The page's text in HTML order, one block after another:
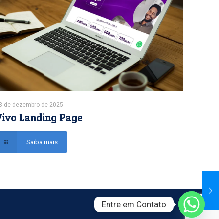
de dezembro de 2025
Landing Page
Saiba mais
Entre em Contato